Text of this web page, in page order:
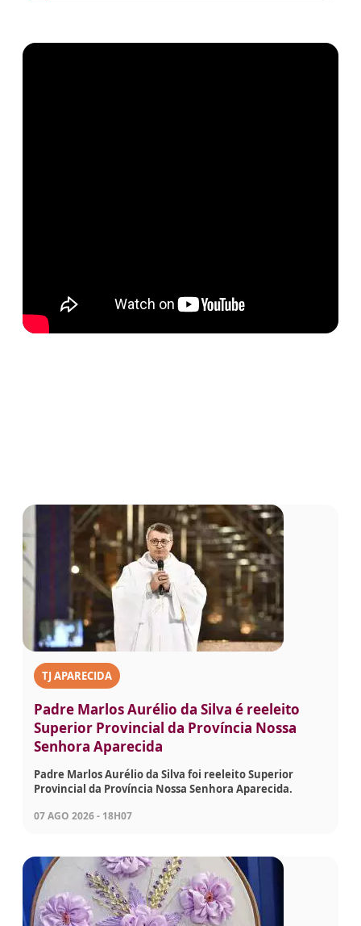
TJ APARECIDA
Padre Marlos Aurélio da Silva é reeleito
Superior Provincial da Província Nossa
Senhora Aparecida
Padre Marlos Aurélio da Silva foi reeleito Superior
Provincial da Província Nossa Senhora Aparecida.
07 AGO 2026 - 18H07